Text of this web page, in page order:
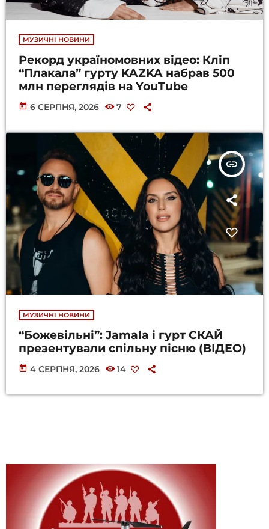
МУЗИЧНІ НОВИНИ
Рекорд україномовних відео: Кліп
“Плакала” гурту KAZKA набрав 500
млн переглядів на YouTube
today 6 СЕРПНЯ, 2026 7
insert_link
МУЗИЧНІ НОВИНИ
“Божевільні”: Jamala і гурт СКАЙ
презентували спільну пісню (ВІДЕО)
today 4 СЕРПНЯ, 2026 14